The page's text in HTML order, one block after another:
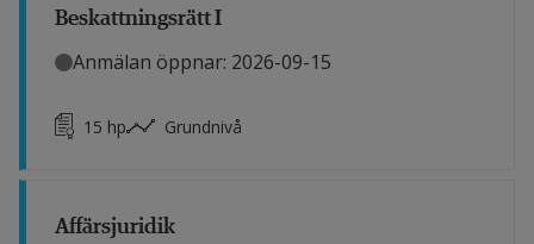
Beskattningsrätt I
Anmälan öppnar: 2026-09-15
15 hp Grundnivå
Affärsjuridik